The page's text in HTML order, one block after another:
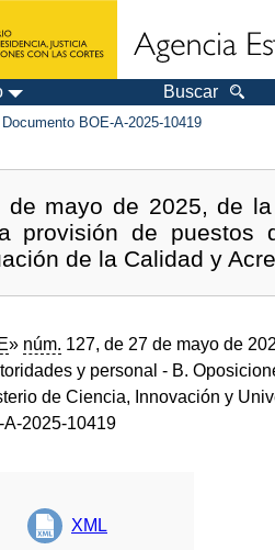
Buscar
Documento BOE-A-2025-10419
de mayo de 2025, de
provisión de puestos
de la Calidad y
» núm. 127, de 27 de mayo de
y personal - B.
de Ciencia, Innovación y
A-2025-10419
XML